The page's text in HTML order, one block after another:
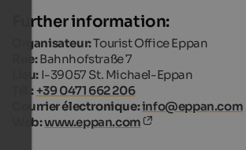
Further information:
Organisateur:Tourist Office Eppan
Rue:Bahnhofstraße 7
Lieu: I-39057 St. Michael-Eppan
Tél.: +39 0471 662 206
Courrier électronique:info@eppan.com
Web:www.eppan.com